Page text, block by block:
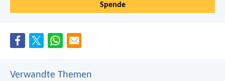
Spende
Verwandte Themen